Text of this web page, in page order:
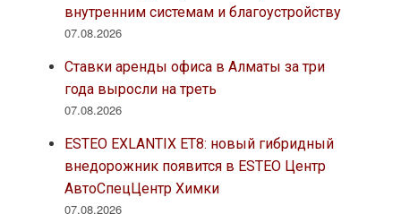
внутренним системам и благоустройству
07.08.2026
Ставки аренды офиса в Алматы за три
года выросли на треть
07.08.2026
ESTEO EXLANTIX ET8: новый гибридный
внедорожник появится в ESTEO Центр
АвтоСпецЦентр Химки
07.08.2026